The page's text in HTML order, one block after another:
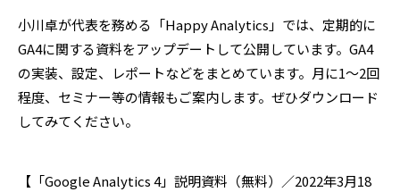
小川卓が代表を務める「Happy Analytics」では、定期的に
GA4に関する資料をアップデートして公開しています。GA4
の実装、設定、レポートなどをまとめています。月に1～2回
程度、セミナー等の情報もご案内します。ぜひダウンロード
してみてください。
【「Google Analytics 4」説明資料（無料）／2022年3月18